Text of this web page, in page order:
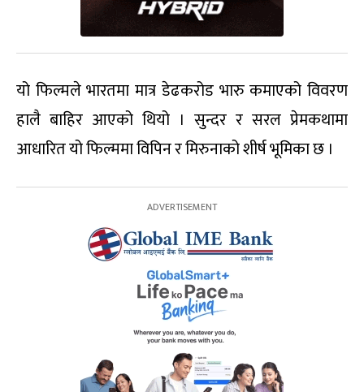
यो फिल्मले भारतमा मात्र डेढकरोड भारु कमाएको विवरण
हालै बाहिर आएको थियो । सुन्दर र सरल प्रेमकथामा
आधारित यो फिल्ममा विपिन र मिरुनाको शीर्ष भूमिका छ ।